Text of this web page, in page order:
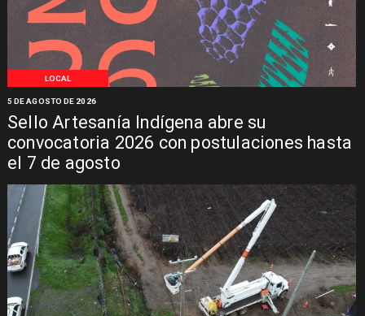
LOCAL
Sello Artesanía Indígena abre su
convocatoria 2026 con postulaciones hasta
el 7 de agosto
5 DE AGOSTO DE 2026